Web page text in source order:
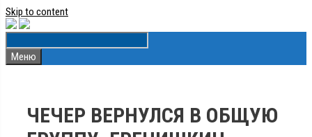
Skip to content
Меню
ЧЕЧЕР ВЕРНУЛСЯ В ОБЩУЮ